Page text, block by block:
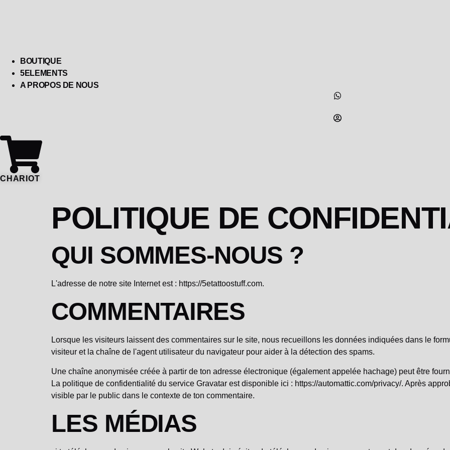
BOUTIQUE
5ELEMENTS
A PROPOS DE NOUS
CHARIOT
POLITIQUE DE
QUI SOMMES-NOUS ?
L'adresse de notre site Internet est : https://5etattoostuff.com.
COMMENTAIRES
Lorsque les visiteurs laissent des commentaires sur le site, nous recueillons les données indiquées dans le
visiteur et la chaîne de l'agent utilisateur du navigateur pour aider à la détection des spams.
Une chaîne anonymisée créée à partir de ton adresse électronique (également appelée hachage) peut être
La politique de confidentialité du service Gravatar est disponible ici : https://automattic.com/privacy/. Après
visible par le public dans le contexte de ton commentaire.
LES MÉDIAS